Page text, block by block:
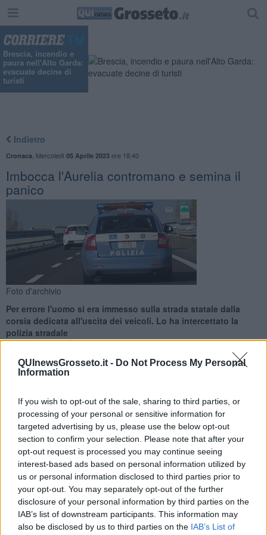
QUInewsGrosseto.it - Do Not Process My Personal
Information
If you wish to opt-out of the sale, sharing to third parties, or
processing of your personal or sensitive information for
targeted advertising by us, please use the below opt-out
section to confirm your selection. Please note that after your
opt-out request is processed you may continue seeing
interest-based ads based on personal information utilized by
us or personal information disclosed to third parties prior to
your opt-out. You may separately opt-out of the further
disclosure of your personal information by third parties on the
IAB’s list of downstream participants. This information may
also be disclosed by us to third parties on the IAB’s List of
Brescia, incendio e
paura nell'Alto Garda:
evacuate decine di
turisti
Indietro
Cronaca Mercoledì 05 Aprile 2023ore 18:40
Imbocca l'Aurelia contromano e semina il
panico
Foto d'archivio
Per errore l'uomo si era immesso sulla strada statale dalla
corsia dedicata all'uscita dei veicoli. Lo ha intercettato la
polizia stradale
GROSSETO —Imbocca per errore l'Aurelia contromano e semina
il panico, con la polizia stradale intervenuta a mettere in sicurezza
sia lui che la circolazione salvo poi multare l'incauto automobilista e
riaccompagnarlo a casa.
Protagonista della vicenda, ieri pomeriggio a Grosseto, è stato un
anziano signore. L'83enne, forse confuso, si era immesso nella
strada statale dalla corsia dedicata all'uscita dei veicoli anziché da
quella di accesso. Così, si era trovato a percorrere la corsia nord in
direzione Roma in senso contrario.